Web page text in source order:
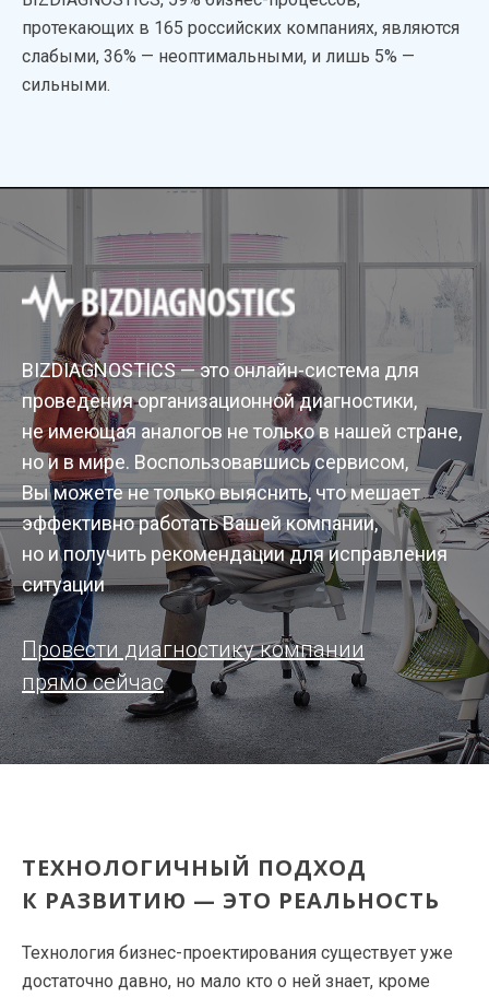
протекающих в 165 российских компаниях, являются
слабыми, 36% — неоптимальными, и лишь 5% —
сильными.
BIZDIAGNOSTICS — это онлайн-система для
проведения организационной диагностики,
не имеющая аналогов не только в нашей стране,
но и в мире. Воспользовавшись сервисом,
Вы можете не только выяснить, что мешает
эффективно работать Вашей компании,
но и получить рекомендации для исправления
ситуации
Провести диагностику компании
прямо сейчас
ТЕХНОЛОГИЧНЫЙ ПОДХОД
К РАЗВИТИЮ — ЭТО РЕАЛЬНОСТЬ
Технология бизнес-проектирования существует уже
достаточно давно, но мало кто о ней знает, кроме